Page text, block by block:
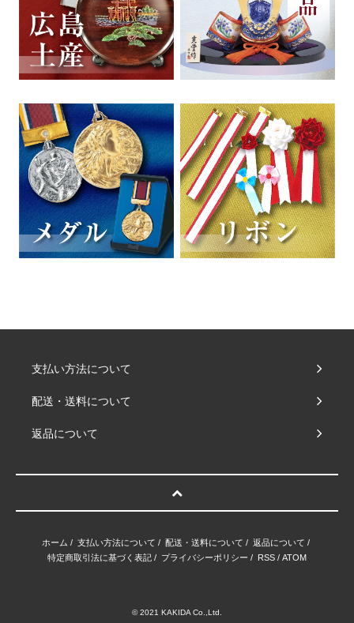
支払い方法について
配送・送料について
返品について
ホーム / 支払い方法について / 配送・送料について / 返品について /
特定商取引法に基づく表記 / プライバシーポリシー / RSS / ATOM
© 2021 KAKIDA Co.,Ltd.